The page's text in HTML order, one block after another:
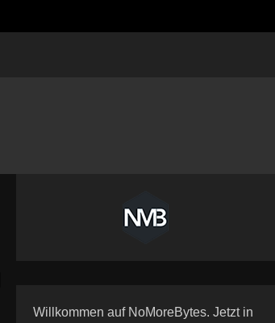
Willkommen auf NoMoreBytes. Jetzt in